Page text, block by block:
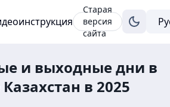
Старая
версия
сайта
и выходные дни в
в 2025